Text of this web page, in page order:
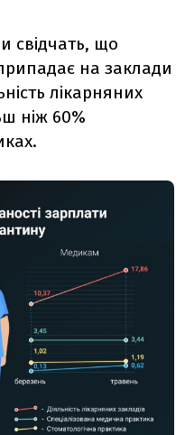
свідчать, що
на заклади
лікарняних
ніж 60%